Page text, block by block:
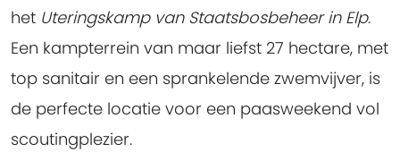
het Uteringskamp van Staatsbosbeheer in Elp.
Een kampterrein van maar liefst 27 hectare, met
top sanitair en een sprankelende zwemvijver, is
de perfecte locatie voor een paasweekend vol
scoutingplezier.